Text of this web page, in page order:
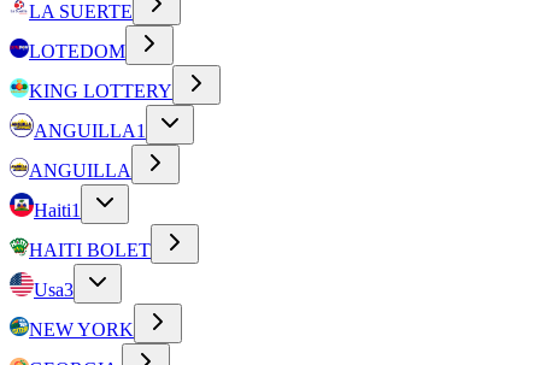
LA SUERTE
LOTEDOM
KING LOTTERY
ANGUILLA1
ANGUILLA
Haiti1
HAITI BOLET
Usa3
NEW YORK